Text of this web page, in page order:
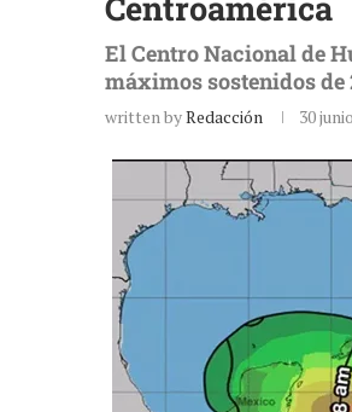
El Centro Nacional de
máximos sostenidos
written byRedacción 30